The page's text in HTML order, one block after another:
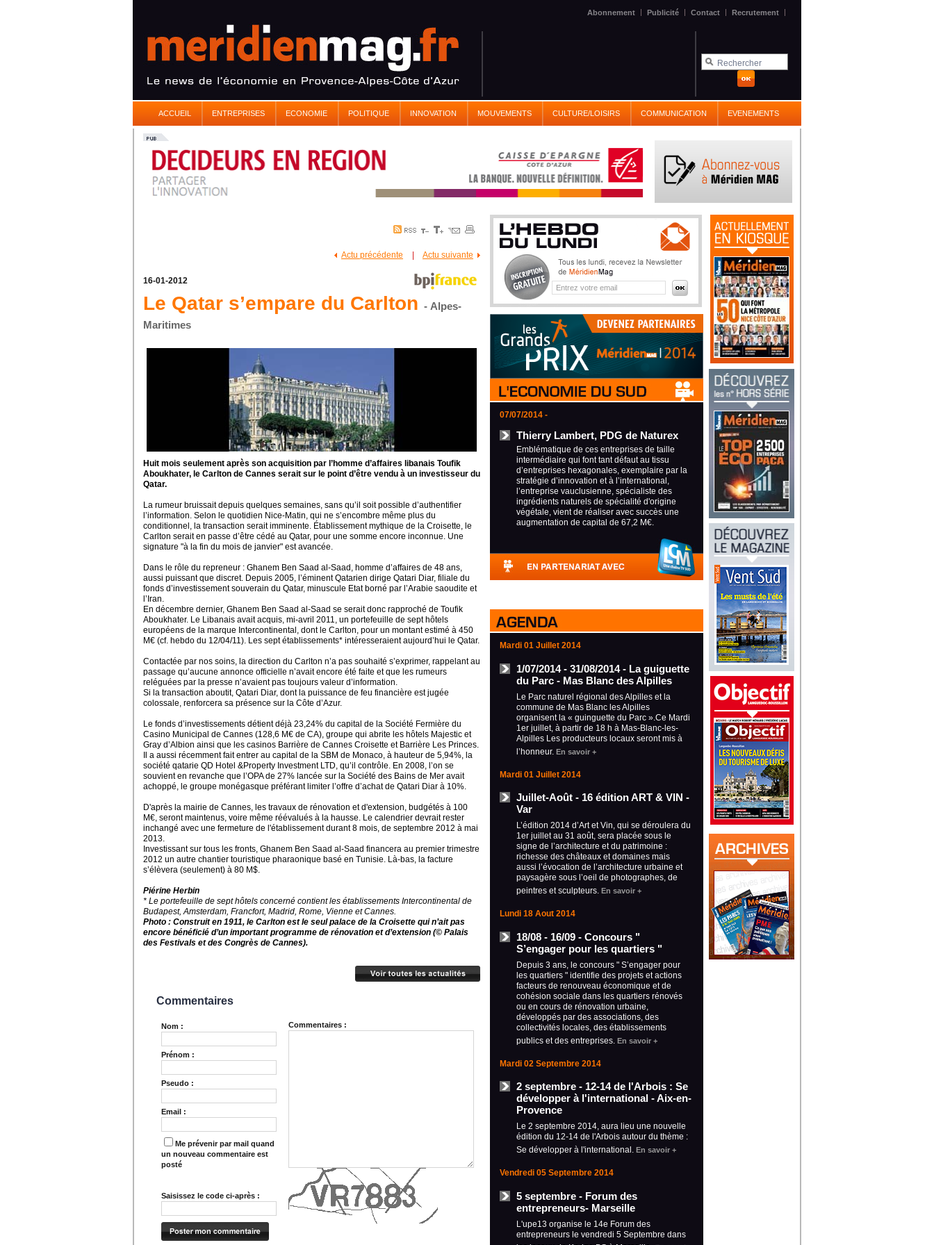
Abonnement | Publicité | Contact | Recrutement |
ACCUEIL ENTREPRISES ECONOMIE POLITIQUE INNOVATION MOUVEMENTS CULTURE/LOISIRS COMMUNICATION EVENEMENTS
Actu précédente Actu suivante
16-01-2012
Le Qatar s’empare du Carlton - Alpes-
Maritimes
Huit mois seulement après son acquisition par l’homme d’affaires libanais Toufik
Aboukhater, le Carlton de Cannes serait sur le point d’être vendu à un investisseur du
Qatar.
La rumeur bruissait depuis quelques semaines, sans qu’il soit possible d’authentifier
l’information. Selon le quotidien Nice-Matin, qui ne s’encombre même plus du
conditionnel, la transaction serait imminente. Établissement mythique de la Croisette, le
Carlton serait en passe d’être cédé au Qatar, pour une somme encore inconnue. Une
signature "à la fin du mois de janvier" est avancée.
Dans le rôle du repreneur : Ghanem Ben Saad al-Saad, homme d’affaires de 48 ans,
aussi puissant que discret. Depuis 2005, l’éminent Qatarien dirige Qatari Diar, filiale du
fonds d’investissement souverain du Qatar, minuscule Etat borné par l’Arabie saoudite et
l’Iran.
En décembre dernier, Ghanem Ben Saad al-Saad se serait donc rapproché de Toufik
Aboukhater. Le Libanais avait acquis, mi-avril 2011, un portefeuille de sept hôtels
européens de la marque Intercontinental, dont le Carlton, pour un montant estimé à 450
M€ (cf. hebdo du 12/04/11). Les sept établissements* intéresseraient aujourd’hui le Qatar.
Contactée par nos soins, la direction du Carlton n’a pas souhaité s’exprimer, rappelant au
passage qu’aucune annonce officielle n’avait encore été faite et que les rumeurs
reléguées par la presse n’avaient pas toujours valeur d’information.
Si la transaction aboutit, Qatari Diar, dont la puissance de feu financière est jugée
colossale, renforcera sa présence sur la Côte d’Azur.
Le fonds d’investissements détient déjà 23,24% du capital de la Société Fermière du
Casino Municipal de Cannes (128,6 M€ de CA), groupe qui abrite les hôtels Majestic et
Gray d’Albion ainsi que les casinos Barrière de Cannes Croisette et Barrière Les Princes.
Il a aussi récemment fait entrer au capital de la SBM de Monaco, à hauteur de 5,94%, la
société qatarie QD Hotel &Property Investment LTD, qu’il contrôle. En 2008, l’on se
souvient en revanche que l’OPA de 27% lancée sur la Société des Bains de Mer avait
achoppé, le groupe monégasque préférant limiter l’offre d’achat de Qatari Diar à 10%.
D'après la mairie de Cannes, les travaux de rénovation et d'extension, budgétés à 100
M€, seront maintenus, voire même réévalués à la hausse. Le calendrier devrait rester
inchangé avec une fermeture de l'établissement durant 8 mois, de septembre 2012 à mai
2013.
Investissant sur tous les fronts, Ghanem Ben Saad al-Saad financera au premier trimestre
2012 un autre chantier touristique pharaonique basé en Tunisie. Là-bas, la facture
s’élèvera (seulement) à 80 M$.
Piérine Herbin
* Le portefeuille de sept hôtels concerné contient les établissements Intercontinental de
Budapest, Amsterdam, Francfort, Madrid, Rome, Vienne et Cannes.
Photo : Construit en 1911, le Carlton est le seul palace de la Croisette qui n’ait pas
encore bénéficié d’un important programme de rénovation et d’extension (© Palais
des Festivals et des Congrès de Cannes).
Commentaires
Nom :
Prénom :
Pseudo :
Email :
Me prévenir par mail quand
un nouveau commentaire est
posté
Saisissez le code ci-après :
Commentaires :
07/07/2014 -
Thierry Lambert, PDG de Naturex
Emblématique de ces entreprises de taille
intermédiaire qui font tant défaut au tissu
d’entreprises hexagonales, exemplaire par la
stratégie d’innovation et à l’international,
l’entreprise vauclusienne, spécialiste des
ingrédients naturels de spécialité d'origine
végétale, vient de réaliser avec succès une
augmentation de capital de 67,2 M€.
Mardi 01 Juillet 2014
1/07/2014 - 31/08/2014 - La guiguette
du Parc - Mas Blanc des Alpilles
Le Parc naturel régional des Alpilles et la
commune de Mas Blanc les Alpilles
organisent la « guinguette du Parc ».Ce Mardi
1er juillet, à partir de 18 h à Mas-Blanc-les-
Alpilles Les producteurs locaux seront mis à
l’honneur. En savoir +
Mardi 01 Juillet 2014
Juillet-Août - 16 édition ART & VIN -
Var
L’édition 2014 d’Art et Vin, qui se déroulera du
1er juillet au 31 août, sera placée sous le
signe de l’architecture et du patrimoine :
richesse des châteaux et domaines mais
aussi l’évocation de l’architecture urbaine et
paysagère sous l’oeil de photographes, de
peintres et sculpteurs. En savoir +
Lundi 18 Aout 2014
18/08 - 16/09 - Concours "
S’engager pour les quartiers "
Depuis 3 ans, le concours " S’engager pour
les quartiers " identifie des projets et actions
facteurs de renouveau économique et de
cohésion sociale dans les quartiers rénovés
ou en cours de rénovation urbaine,
développés par des associations, des
collectivités locales, des établissements
publics et des entreprises. En savoir +
Mardi 02 Septembre 2014
2 septembre - 12-14 de l'Arbois : Se
développer à l'international - Aix-en-
Provence
Le 2 septembre 2014, aura lieu une nouvelle
édition du 12-14 de l'Arbois autour du thème :
Se développer à l'international. En savoir +
Vendredi 05 Septembre 2014
5 septembre - Forum des
entrepreneurs- Marseille
L'upe13 organise le 14e Forum des
entrepreneurs le vendredi 5 Septembre dans